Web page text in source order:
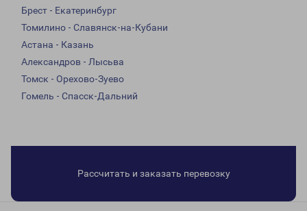
Брест - Екатеринбург
Томилино - Славянск-на-Кубани
Астана - Казань
Александров - Лысьва
Томск - Орехово-Зуево
Гомель - Спасск-Дальний
Рассчитать и заказать перевозку